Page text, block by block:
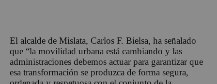
El alcalde de Mislata, Carlos F. Bielsa, ha señalado
que “la movilidad urbana está cambiando y las
administraciones debemos actuar para garantizar que
esa transformación se produzca de forma segura,